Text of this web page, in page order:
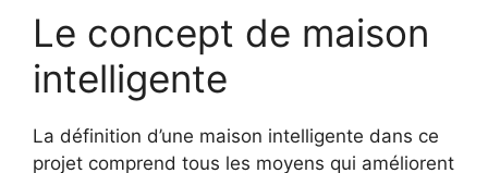
Le concept de maison
intelligente
La définition d’une maison intelligente dans ce
projet comprend tous les moyens qui améliorent